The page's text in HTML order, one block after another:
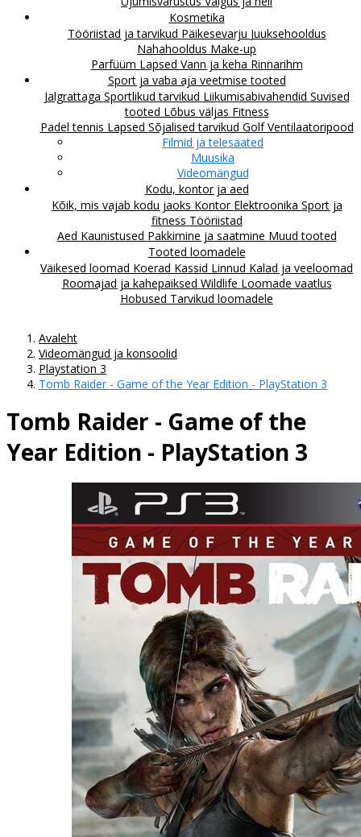
Kosmetika
Tööriistad ja tarvikud Päikesevarju Juuksehooldus
Nahahooldus Make-up
Parfüüm Lapsed Vann ja keha Rinnarihm
Sport ja vaba aja veetmise tooted
Jalgrattaga Sportlikud tarvikud Liikumisabivahendid Suvised
tooted Lõbus väljas Fitness
Padel tennis Lapsed Sõjalised tarvikud GolfVentilaatoripood
Filmid ja telesaated
Muusika
Videomängud
Kodu, kontor ja aed
Kõik, mis vajab kodu jaoks Kontor Elektroonika Sport ja
fitness Tööriistad
Aed Kaunistused Pakkimine ja saatmine Muud tooted
Tooted loomadele
Väikesed loomad Koerad Kassid Linnud Kalad ja veeloomad
Roomajad ja kahepaiksed Wildlife Loomade vaatlus
Hobused Tarvikud loomadele
Avaleht
Videomängud ja konsoolid
Playstation 3
Tomb Raider - Game of the Year Edition - PlayStation 3
Tomb Raider - Game of the
Year Edition - PlayStation 3